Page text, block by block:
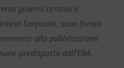
governi centrali e
Sanpaolo, sono forniti
alla pubblicazione
predisposto dall’EBA.